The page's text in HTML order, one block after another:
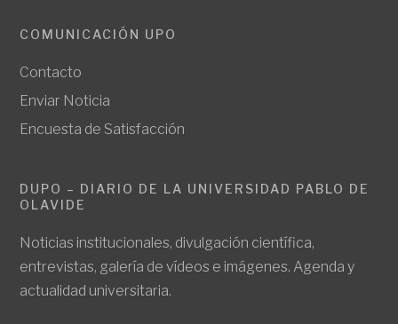
COMUNICACIÓN UPO
Contacto
Enviar Noticia
Encuesta de Satisfacción
DUPO – DIARIO DE LA UNIVERSIDAD PABLO DE
OLAVIDE
Noticias institucionales, divulgación científica,
entrevistas, galería de vídeos e imágenes. Agenda y
actualidad universitaria.